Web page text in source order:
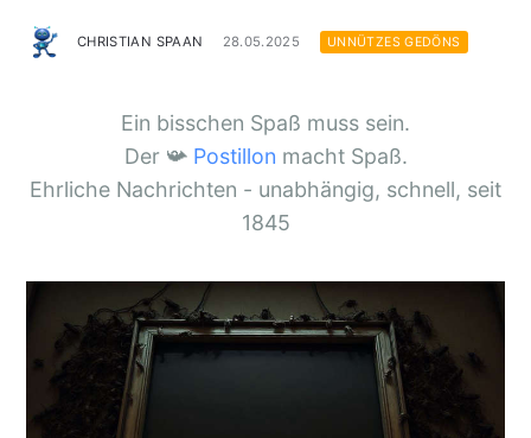
CHRISTIAN SPAAN 28.05.2025 UNNÜTZES GEDÖNS
Ein bisschen Spaß muss sein.
Der 📯 Postillon macht Spaß.
Ehrliche Nachrichten - unabhängig, schnell, seit
1845